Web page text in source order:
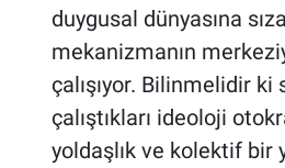
duygusal dünyasına
mekanizmanın
çalışıyor. Bilinmelidir ki
çalıştıkları ideoloji
yoldaşlık ve kolektif bir